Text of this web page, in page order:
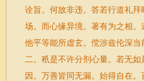
诠旨。何故非违。答若行道礼
场。而心缘异境。著有为之相
他平等能所虚玄。傥涉兹伦深
二。秖是不许分剂心量。若无
因。万善皆同无漏。始得自在